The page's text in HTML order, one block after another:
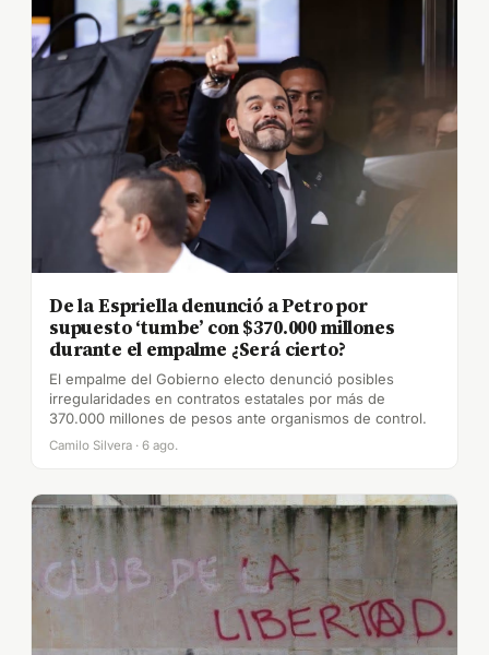
De la Espriella denunció a Petro por
supuesto ‘tumbe’ con $370.000 millones
durante el empalme ¿Será cierto?
El empalme del Gobierno electo denunció posibles
irregularidades en contratos estatales por más de
370.000 millones de pesos ante organismos de control.
Camilo Silvera · 6 ago.